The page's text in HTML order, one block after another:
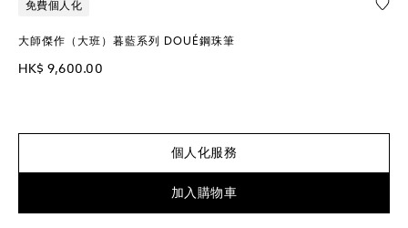
免費個人化
大師傑作（大班）暮藍系列 DOUÉ鋼珠筆
HK$ 9,600.00
個人化服務
加入購物車